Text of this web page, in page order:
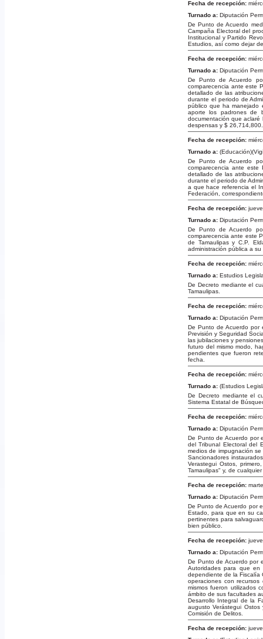
Fecha de recepción:
Turnado a: Diputación
De Punto de Acuerdo
Campaña Electoral del
Institucional y Partido
Estudios, así como dejar
Fecha de recepción:
Turnado a: Diputación
De Punto de Acuerdo
comparecencia ante este
detallado de las
durante el periodo de
público que ha manejado
aporte los padrones de
documentación que
despensas y $
Fecha de recepción:
Turnado a:
De Punto de Acuerdo
comparecencia ante
detallado de las
durante el periodo de
a que hace referencia el
Federación,
Fecha de recepción:
Turnado a: Diputación
De Punto de Acuerdo
comparecencia ante este
de Tamaulipas y C.P.
administración pública a
Fecha de recepción:
Turnado a: Estudios
De Decreto mediante el
Tamaulipas.
Fecha de recepción:
Turnado a: Diputación
De Punto de Acuerdo por
Previsión y Seguridad
las jubilaciones y
futuro del mismo modo,
pendientes que fueron
fecha.
Fecha de recepción:
Turnado a: (Estudios
De Decreto mediante el
Sistema Estatal de
Fecha de recepción:
Turnado a: Diputación
De Punto de Acuerdo por
del Tribunal Electoral del
medios de impugnación
Sancionadores
Verastegui Ostos,
Tamaulipas" y, de
Fecha de recepción:
Turnado a: Diputación
De Punto de Acuerdo por
Estado, para que en su
pertinentes para
bien público.
Fecha de recepción:
Turnado a: Diputación
De Punto de Acuerdo por
Autoridades para que en
dependiente de la Fiscalía
operaciones con
mismos fueron utilizados
ámbito de sus facultades
Desarrollo Integral de la
augusto Verástegui
Comisión de Delitos.
Fecha de recepción: